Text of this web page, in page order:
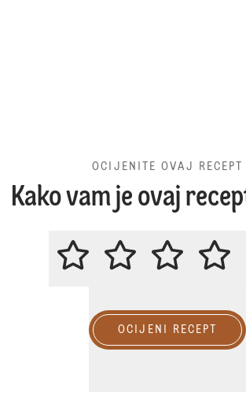
OCIJENITE OVAJ RECEPT
Kako vam je ovaj
OCIJENITE
OCIJENI RECEPT